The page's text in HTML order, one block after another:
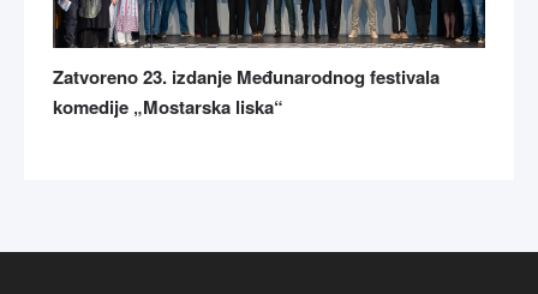
Zatvoreno 23. izdanje Međunarodnog festivala
komedije „Mostarska liska“